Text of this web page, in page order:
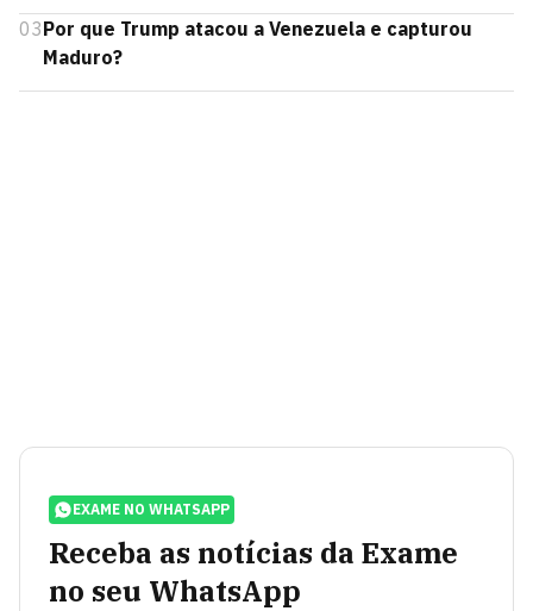
03Por que Trump atacou a Venezuela e capturou
Maduro?
EXAME NO WHATSAPP
Receba as notícias da Exame
no seu WhatsApp